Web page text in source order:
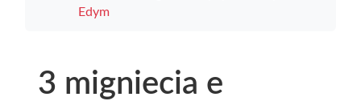
Edym
3 migniecia e